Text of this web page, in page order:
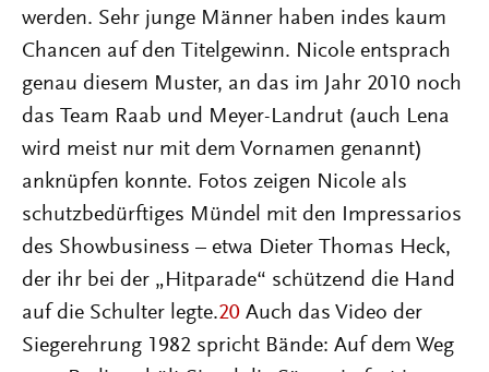
werden. Sehr junge Männer haben indes kaum
Chancen auf den Titelgewinn. Nicole entsprach
genau diesem Muster, an das im Jahr 2010 noch
das Team Raab und Meyer-Landrut (auch Lena
wird meist nur mit dem Vornamen genannt)
anknüpfen konnte. Fotos zeigen Nicole als
schutzbedürftiges Mündel mit den Impressarios
des Showbusiness – etwa Dieter Thomas Heck,
der ihr bei der „Hitparade“ schützend die Hand
auf die Schulter legte.20 Auch das Video der
Siegerehrung 1982 spricht Bände: Auf dem Weg